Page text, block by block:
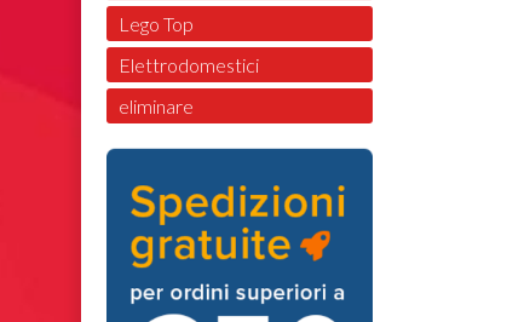
Lego Top
Elettrodomestici
eliminare